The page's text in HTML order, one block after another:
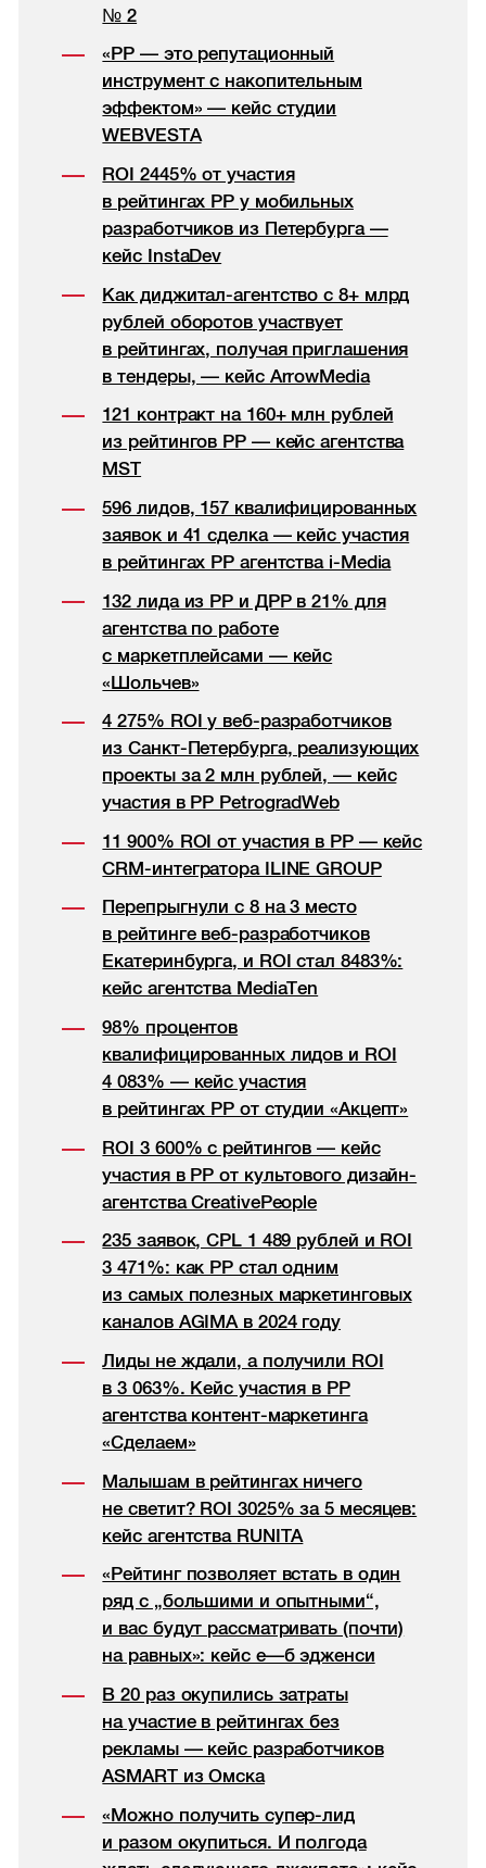
№ 2
«РР — это репутационный
инструмент с накопительным
эффектом» — кейс студии
WEBVESTA
ROI 2445% от участия
в рейтингах РР у мобильных
разработчиков из Петербурга —
кейс InstaDev
Как диджитал-агентство с 8+ млрд
рублей оборотов участвует
в рейтингах, получая приглашения
в тендеры, — кейс ArrowMedia
121 контракт на 160+ млн рублей
из рейтингов РР — кейс агентства
MST
596 лидов, 157 квалифицированных
заявок и 41 сделка — кейс участия
в рейтингах РР агентства i-Media
132 лида из РР и ДРР в 21% для
агентства по работе
с маркетплейсами — кейс
«Шольчев»
4 275% ROI у веб-разработчиков
из Санкт-Петербурга, реализующих
проекты за 2 млн рублей, — кейс
участия в РР PetrogradWeb
11 900% ROI от участия в РР — кейс
CRM-интегратора ILINE GROUP
Перепрыгнули с 8 на 3 место
в рейтинге веб-разработчиков
Екатеринбурга, и ROI стал 8483%:
кейс агентства MediaTen
98% процентов
квалифицированных лидов и ROI
4 083% — кейс участия
в рейтингах РР от студии «Акцепт»
ROI 3 600% с рейтингов — кейс
участия в РР от культового дизайн-
агентства CreativePeople
235 заявок, CPL 1 489 рублей и ROI
3 471%: как РР стал одним
из самых полезных маркетинговых
каналов AGIMA в 2024 году
Лиды не ждали, а получили ROI
в 3 063%. Кейс участия в РР
агентства контент-маркетинга
«Сделаем»
Малышам в рейтингах ничего
не светит? ROI 3025% за 5 месяцев:
кейс агентства RUNITA
«Рейтинг позволяет встать в один
ряд с „большими и опытными“,
и вас будут рассматривать (почти)
на равных»: кейс е—б эдженси
В 20 раз окупились затраты
на участие в рейтингах без
рекламы — кейс разработчиков
ASMART из Омска
«Можно получить супер-лид
и разом окупиться. И полгода